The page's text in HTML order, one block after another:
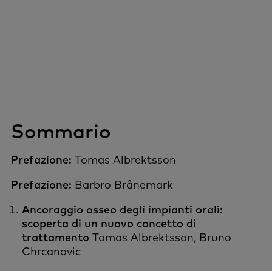
Sommario
Prefazione: Tomas Albrektsson
Prefazione: Barbro Brånemark
Ancoraggio osseo degli impianti orali:
scoperta di un nuovo concetto di
trattamento Tomas Albrektsson, Bruno
Chrcanovic